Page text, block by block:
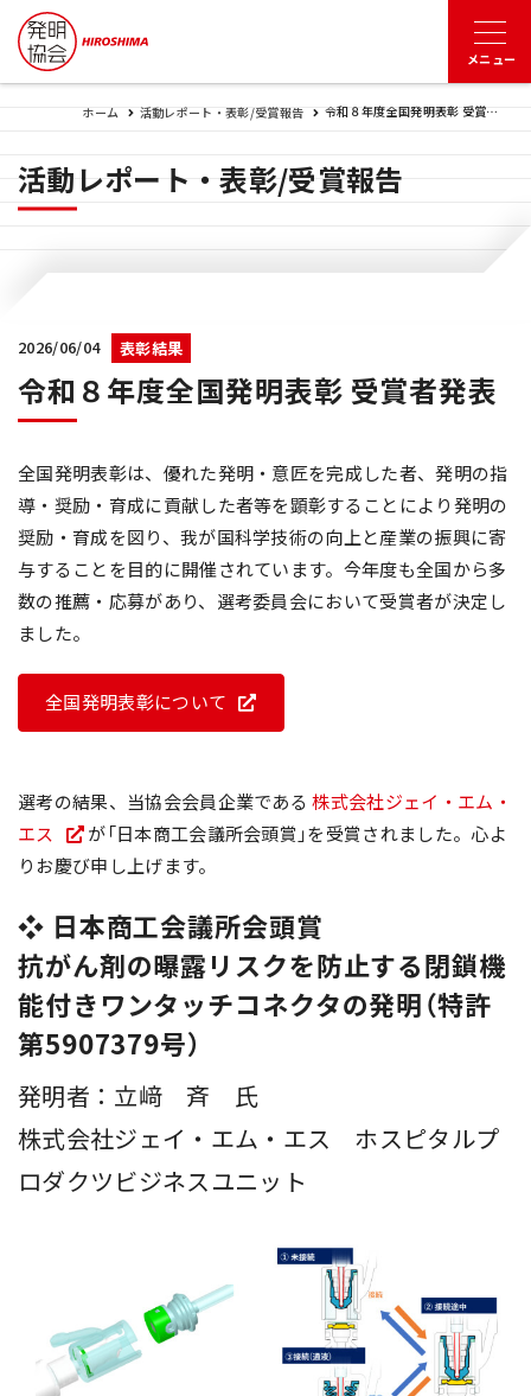
活動レポート・表彰/受賞報告
ホーム 活動レポート・表彰/受賞報告 令和８年度全国発明表彰 受賞者発表
2026/06/04 表彰結果
令和８年度全国発明表彰 受賞者発表
全国発明表彰は、優れた発明・意匠を完成した者、発明の指
導・奨励・育成に貢献した者等を顕彰することにより発明の
奨励・育成を図り、我が国科学技術の向上と産業の振興に寄
与することを目的に開催されています。今年度も全国から多
数の推薦・応募があり、選考委員会において受賞者が決定し
ました。
全国発明表彰について
選考の結果、当協会会員企業である株式会社ジェイ・エム・
エス
が「日本商工会議所会頭賞」を受賞されました。心よ
りお慶び申し上げます。
❖ 日本商工会議所会頭賞
抗がん剤の曝露リスクを防止する閉鎖機
能付きワンタッチコネクタの発明（特許
第5907379号）
発明者：立﨑 斉 氏
株式会社ジェイ・エム・エス ホスピタルプ
ロダクツビジネスユニット